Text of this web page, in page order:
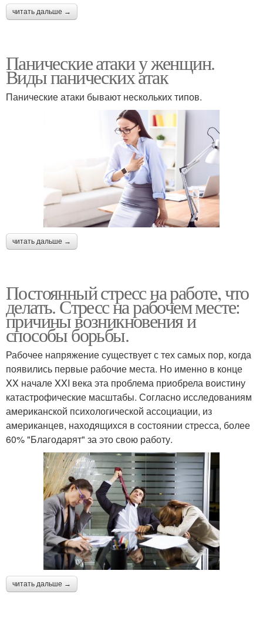
читать дальше →
Панические атаки у женщин.
Виды панических атак
Панические атаки бывают нескольких типов.
читать дальше →
Постоянный стресс на работе, что
делать. Стресс на рабочем месте:
причины возникновения и
способы борьбы.
Рабочее напряжение существует с тех самых пор, когда
появились первые рабочие места. Но именно в конце
XX начале XXI века эта проблема приобрела воистину
катастрофические масштабы. Согласно исследованиям
американской психологической ассоциации, из
американцев, находящихся в состоянии стресса, более
60% "Благодарят" за это свою работу.
читать дальше →